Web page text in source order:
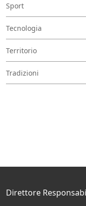
Sport
Tecnologia
Territorio
Tradizioni
Direttore